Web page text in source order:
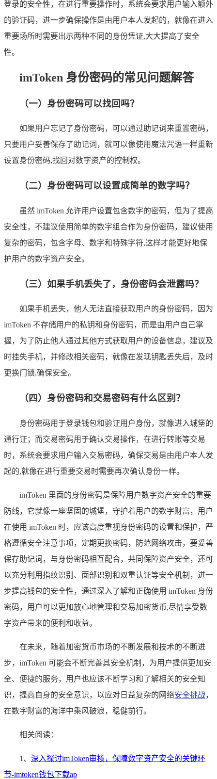
登录的安全性，在进行重要操作时，系统会要求用户输入额外
的验证码，进一步确保操作是由用户本人发起的，就像在进入
重要场所时需要出示两种不同的身份凭证,大大提高了安全
性。
imToken 身份密码的常见问题解答
（一）身份密码可以找回吗？
如果用户忘记了身份密码，可以通过助记词来重置密码，
只要用户妥善保存了助记词，就可以像使用魔法咒语一样重新
设置身份密码,找回对数字资产的控制权。
（二）身份密码可以设置成简单的数字吗？
虽然 imToken 允许用户设置包含数字的密码，但为了提高
安全性，不建议使用简单的数字组合作为身份密码，建议使用
复杂的密码，包含字母、数字和特殊字符,这样才能更好地保
护用户的数字资产安全。
（三）如果手机丢失了，身份密码会泄露吗？
如果手机丢失，他人无法直接获取用户的身份密码，因为
imToken 不存储用户的私钥和身份密码，而是由用户自己掌
握，为了防止他人通过其他方式获取用户的设备信息，建议及
时挂失手机，并修改相关密码，就像在发现钥匙丢失后，及时
更换门锁,确保安全。
（四）身份密码和交易密码有什么区别？
身份密码用于登录钱包和验证用户身份，就像进入城堡的
通行证；而交易密码用于确认交易操作，在进行转账等交易
时，系统会要求用户输入交易密码，确保交易是由用户本人发
起的,就像在进行重要交易时需要再次确认身份一样。
imToken 里面的身份密码是保障用户数字资产安全的重要
防线，它就像一座坚固的城堡，守护着用户的数字财富，用户
在使用 imToken 时，应该高度重视身份密码的设置和保护，严
格遵循安全注意事项，定期更换密码，防范网络攻击，要妥善
保存助记词，与身份密码相互配合，共同保障资产安全，还可
以充分利用指纹识别、面部识别和双重认证等安全机制，进一
步提高钱包的安全性，通过深入了解和正确使用 imToken 身份
密码，用户可以更加放心地管理和交易加密货币,尽情享受数
字资产带来的便利和收益。
在未来，随着加密货币市场的不断发展和技术的不断进
步，imToken 可能会不断完善其安全机制，为用户提供更加安
全、便捷的服务，用户也应该不断学习和了解相关的安全知
识，提高自身的安全意识，以应对日益复杂的网络安全挑战，
在数字财富的海洋中乘风破浪，稳健前行。
相关阅读：
1、 深入探讨imToken审核，保障数字资产安全的关键环
节-imtoken钱包下载ap